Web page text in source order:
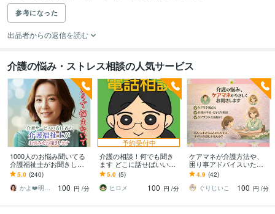
参考になった
出品者からの返信を読む
介護の悩み・ストレス相談の人気サービス
1000人のお悩み聞いてる
介護福祉士がお聞きしま
す 介護/誰に相談したらい
いの？その疑問や不安、
私が解消します
5.0 (240)
かよ❤️明日が少し楽しみになる場所
100 円 /分
予約受付中
介護の相談！何でも聞き
ます どこに話せばいい？
とりあえず聞いて欲し
い！お気軽にどうぞ！
5.0 (5)
ヒロメ
100 円 /分
ケアマネが介護方法や、
困り事アドバイスいたし
ます ちょっと教えて！介
護のお悩みや疑問、お話
ししましょう⭐︎
4.9 (42)
ぐりじいこ
100 円 /分